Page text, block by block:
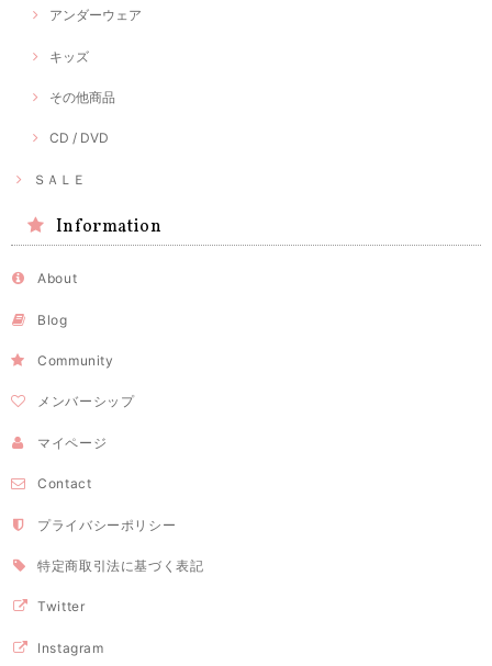
アンダーウェア
キッズ
その他商品
CD / DVD
ＳＡＬＥ
Information
About
Blog
Community
メンバーシップ
マイページ
Contact
プライバシーポリシー
特定商取引法に基づく表記
Twitter
Instagram